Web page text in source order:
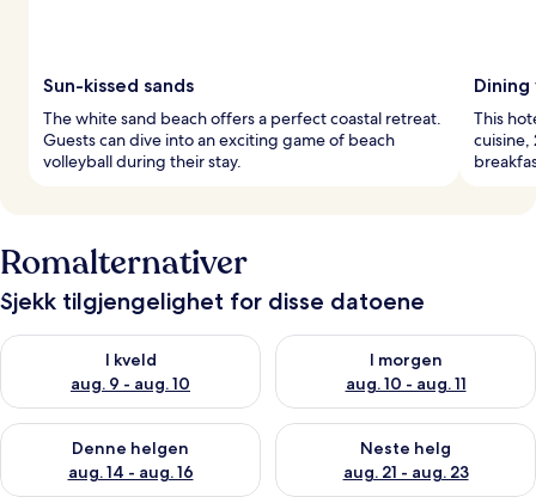
Sun-kissed sands
The white sand beach offers a perfect coastal retreat.
Guests can dive into an exciting game of beach
volleyball during their stay.
This
cuisine,
Romalternativer
Sjekk tilgjengelighet for disse datoene
I kveld
aug. 9 - aug. 10
Sjekk tilgjengelighet for i kveld, aug. 9 - aug. 10
I morgen
aug. 10 - aug. 11
Sjekk tilgjengelighet for i
Denne helgen
aug. 14 - aug. 16
Sjekk tilgjengelighet for denne helgen, aug. 14 - aug. 16
Neste helg
aug. 21 - aug. 23
Sjekk tilgjengelighet for